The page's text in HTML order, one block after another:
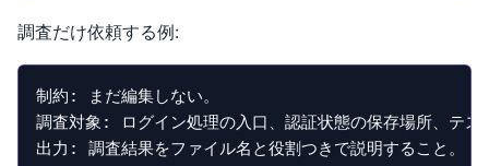
調査だけ依頼する例:
制約: まだ編集しない。
調査対象: ログイン処理の入口、認証状態の保存場所、テス
出力: 調査結果をファイル名と役割つきで説明すること。